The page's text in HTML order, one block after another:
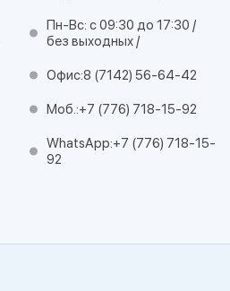
Пн-Вс: с 09:30 до 17:30 /
без выходных /
Офис:8 (7142) 56-64-42
Моб.:+7 (776) 718-15-92
WhatsApp:+7 (776) 718-15-
92